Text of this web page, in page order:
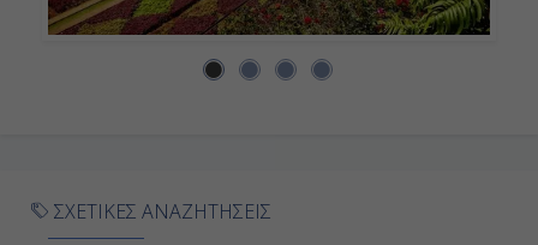
-
ΣΧΕΤΙΚΕΣ ΑΝΑΖΗΤΗΣΕΙΣ